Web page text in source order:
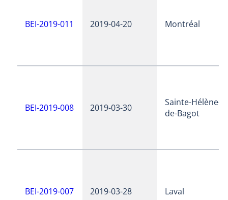
BEI-2019-011 2019-04-20 Montréal
BEI-2019-008 2019-03-30
Sainte-Hélène-
de-Bagot
BEI-2019-007 2019-03-28 Laval